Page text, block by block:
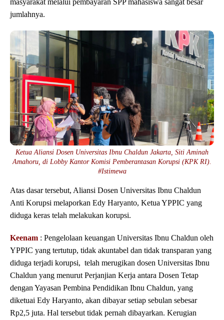
masyarakat melalui pembayaran SPP mahasiswa sangat besar
jumlahnya.
Ketua Aliansi Dosen Universitas Ibnu Chaldun Jakarta, Siti Aminah
Amahoru, di Lobby Kantor Komisi Pemberantasan Korupsi (KPK RI).
#Istimewa
Atas dasar tersebut, Aliansi Dosen Universitas Ibnu Chaldun
Anti Korupsi melaporkan Edy Haryanto, Ketua YPPIC yang
diduga keras telah melakukan korupsi.
Keenam : Pengelolaan keuangan Universitas Ibnu Chaldun oleh
YPPIC yang tertutup, tidak akuntabel dan tidak transparan yang
diduga terjadi korupsi, telah merugikan dosen Universitas Ibnu
Chaldun yang menurut Perjanjian Kerja antara Dosen Tetap
dengan Yayasan Pembina Pendidikan Ibnu Chaldun, yang
diketuai Edy Haryanto, akan dibayar setiap sebulan sebesar
Rp2,5 juta. Hal tersebut tidak pernah dibayarkan. Kerugian